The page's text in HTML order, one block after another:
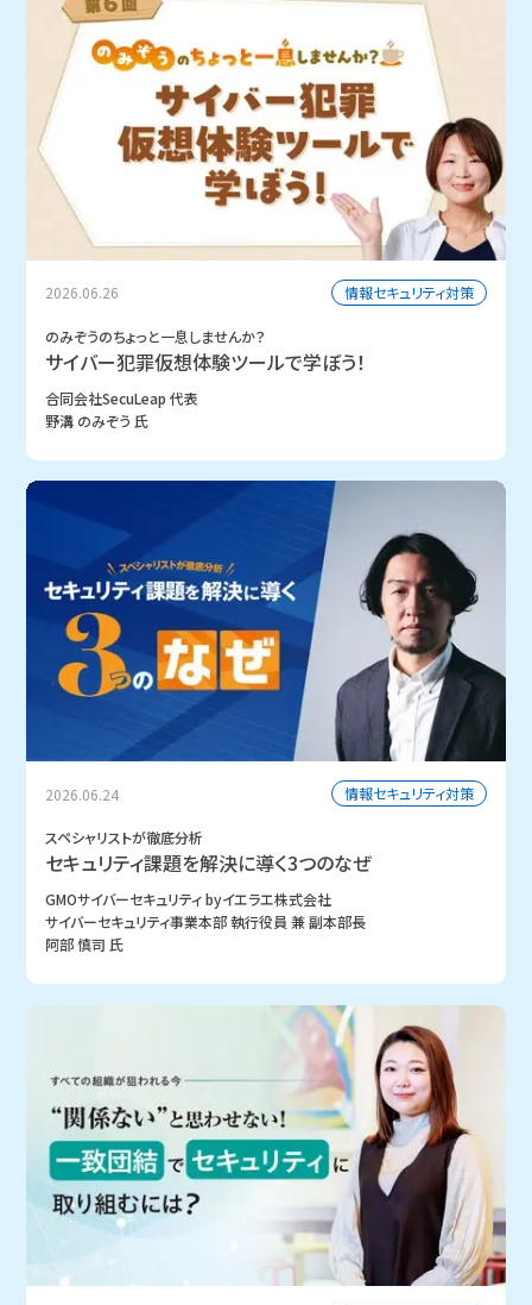
2026.06.26 情報セキュリティ対策
のみぞうのちょっと一息しませんか？
サイバー犯罪仮想体験ツールで学ぼう！
合同会社SecuLeap 代表
野溝 のみぞう 氏
2026.06.24 情報セキュリティ対策
スペシャリストが徹底分析
セキュリティ課題を解決に導く3つのなぜ
GMOサイバーセキュリティ byイエラエ株式会社
サイバーセキュリティ事業本部 執行役員 兼 副本部長
阿部 慎司 氏